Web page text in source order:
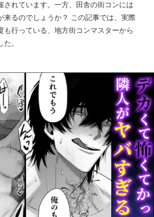
されています。一方、田舎の街コンには
来るのでしょうか？ この記事では、実際
も行っている、地方街コンマスターから
。